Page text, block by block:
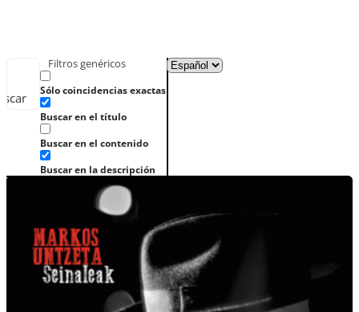
Filtros genéricos
Sólo coincidencias exactas
Buscar en el título
Buscar en el contenido
Buscar en la descripción